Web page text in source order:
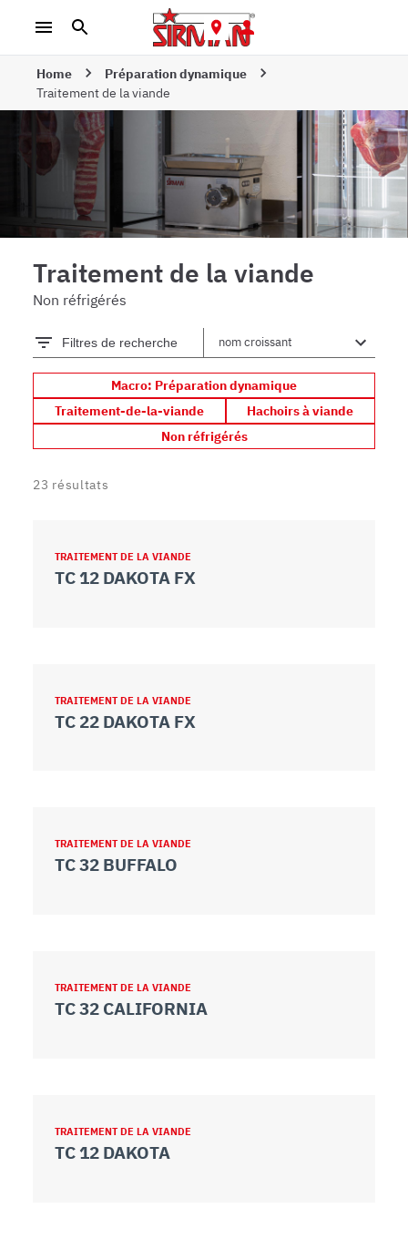
Home
Préparation dynamique
Traitement de la viande
Traitement de la viande
Non réfrigérés
Filtres de recherche
Macro: Préparation dynamique
Traitement-de-la-viande
Hachoirs à viande
Non réfrigérés
23 résultats
TRAITEMENT DE LA VIANDE
TC 12 DAKOTA FX
TRAITEMENT DE LA VIANDE
TC 22 DAKOTA FX
TRAITEMENT DE LA VIANDE
TC 32 BUFFALO
TRAITEMENT DE LA VIANDE
TC 32 CALIFORNIA
TRAITEMENT DE LA VIANDE
TC 12 DAKOTA